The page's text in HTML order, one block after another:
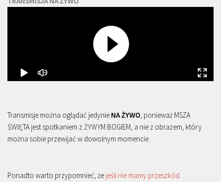
Transmisje można oglądać jedynie NA ŻYWO, ponieważ MSZA
ŚWIĘTA jest spotkaniem z ŻYWYM BOGIEM, a nie z obrazem, który
można sobie przewijać w dowolnym momencie.
Ponadto warto przypomnieć, że jeśli nie mamy przeszkód